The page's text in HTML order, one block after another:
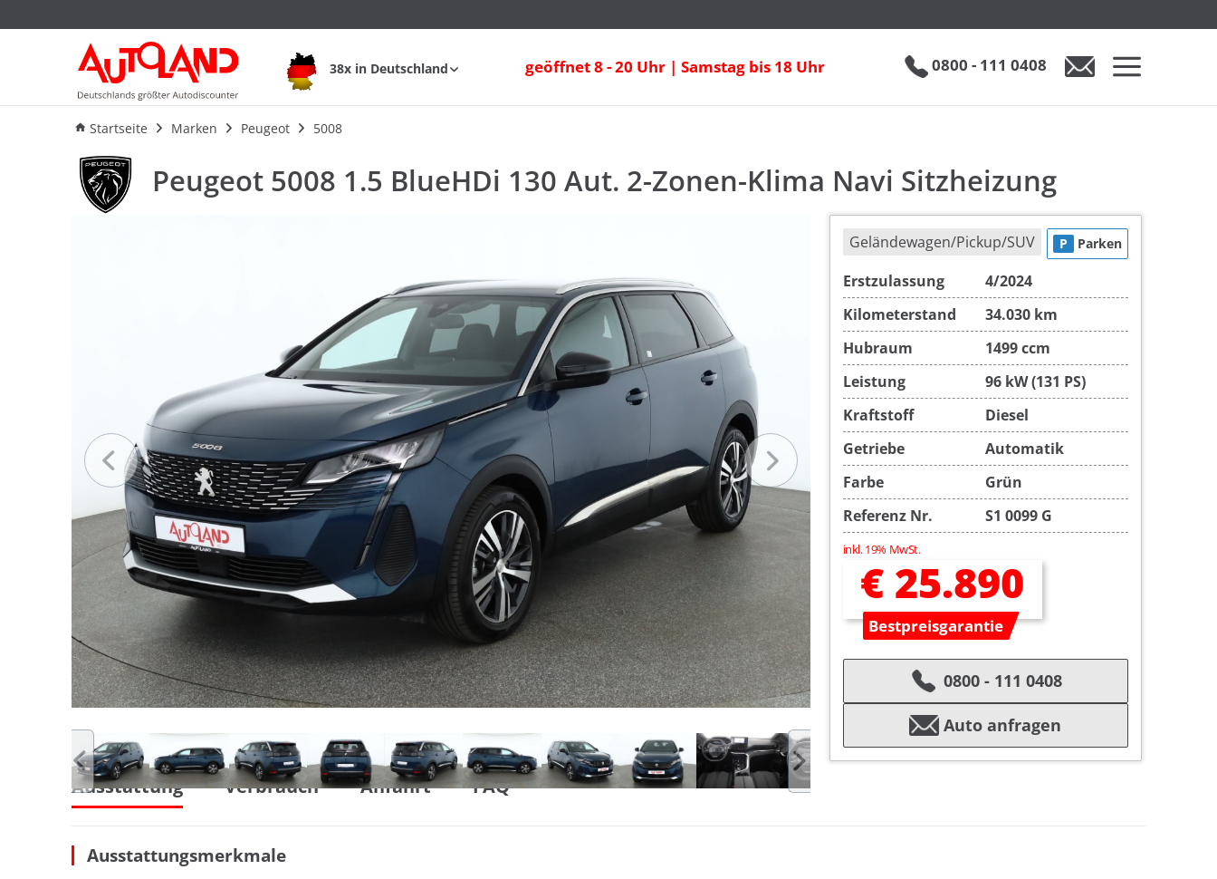
38x in Deutschland geöffnet 8 - 20 Uhr | Samstag bis 18 Uhr 0800 - 111 0408
Startseite Marken Peugeot 5008
Peugeot 5008 1.5 BlueHDi 130 Aut. 2-Zonen-Klima Navi Sitzheizung
Ausstattung Verbrauch
Peugeot 5008 1.5 BlueHDi 130 Aut. 2-Zonen-Klima Navi Sitzheizung
Geländewagen/Pickup/SUV P Parken
Erstzulassung
4/2024
Kilometerstand
34.030 km
Hubraum
1499 ccm
Leistung
96 kW (131 PS)
Kraftstoff
Diesel
Getriebe
Automatik
Farbe
Grün
Referenz Nr.
S1 0099 G
inkl. 19% MwSt.
€ 25.890
Bestpreisgarantie
0800 - 111 0408
Auto anfragen
Ausstattung Verbrauch Anfahrt FAQ
Ausstattungsmerkmale